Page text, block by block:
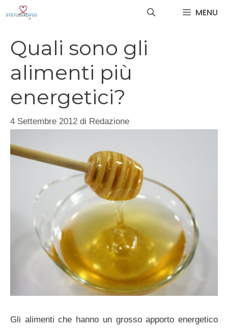
MENU
Quali sono gli
alimenti più
energetici?
4 Settembre 2012 di Redazione
Gli alimenti che hanno un grosso apporto energetico